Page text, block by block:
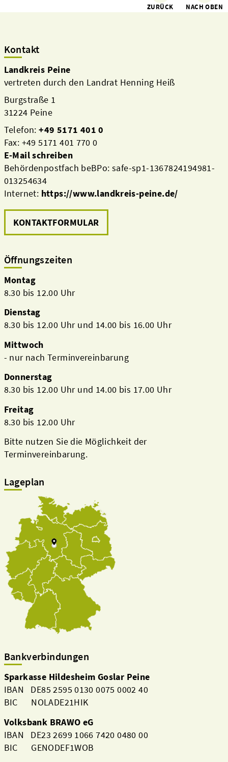
ZURÜCK NACH OBEN
Kontakt
Landkreis Peine
vertreten durch den Landrat Henning Heiß
Burgstraße 1
31224 Peine
Telefon:+49 5171 401 0
Fax: +49 5171 401 770 0
E-Mail schreiben
Behördenpostfach beBPo: safe-sp1-1367824194981-
013254634
Internet: https://www.landkreis-peine.de/
KONTAKTFORMULAR
Öffnungszeiten
Montag
8.30 bis 12.00 Uhr
Dienstag
8.30 bis 12.00 Uhr und 14.00 bis 16.00 Uhr
Mittwoch
- nur nach Terminvereinbarung
Donnerstag
8.30 bis 12.00 Uhr und 14.00 bis 17.00 Uhr
Freitag
8.30 bis 12.00 Uhr
Bitte nutzen Sie die Möglichkeit der
Terminvereinbarung.
Lageplan
Bankverbindungen
Sparkasse Hildesheim Goslar Peine
IBAN DE85 2595 0130 0075 0002 40
BIC NOLADE21HIK
Volksbank BRAWO eG
IBAN DE23 2699 1066 7420 0480 00
BIC GENODEF1WOB